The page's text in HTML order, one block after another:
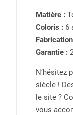
Matière :
Coloris : 6
Garantie :
N’hésitez
siècle !
le site ?
vous